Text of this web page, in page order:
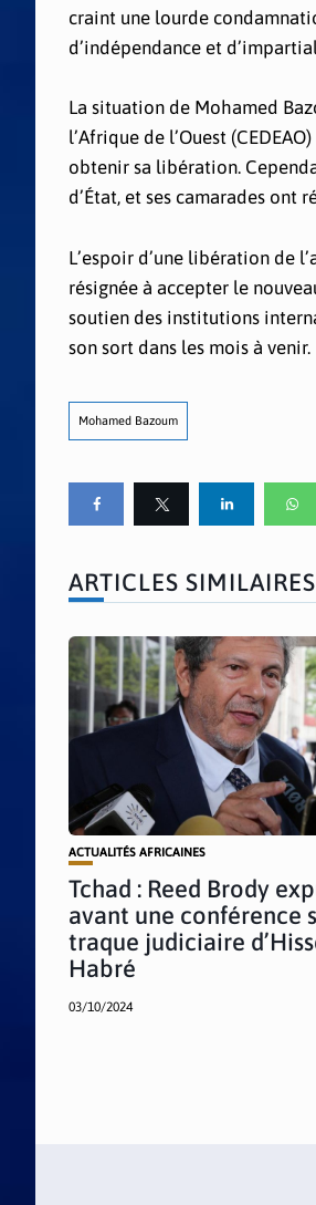
craint une lourde
d’indépendance et
La situation de Mohamed
l’Afrique de l’Ouest
obtenir sa libération.
d’État, et ses camarades ont
L’espoir d’une libération de
résignée à accepter le
soutien des institutions
son sort dans les mois à venir.
Mohamed Bazoum
ARTICLES SIMILAIRES
ACTUALITÉS AFRICAINES
Tchad : Reed Brody
avant une conférence
traque judiciaire
Habré
03/10/2024